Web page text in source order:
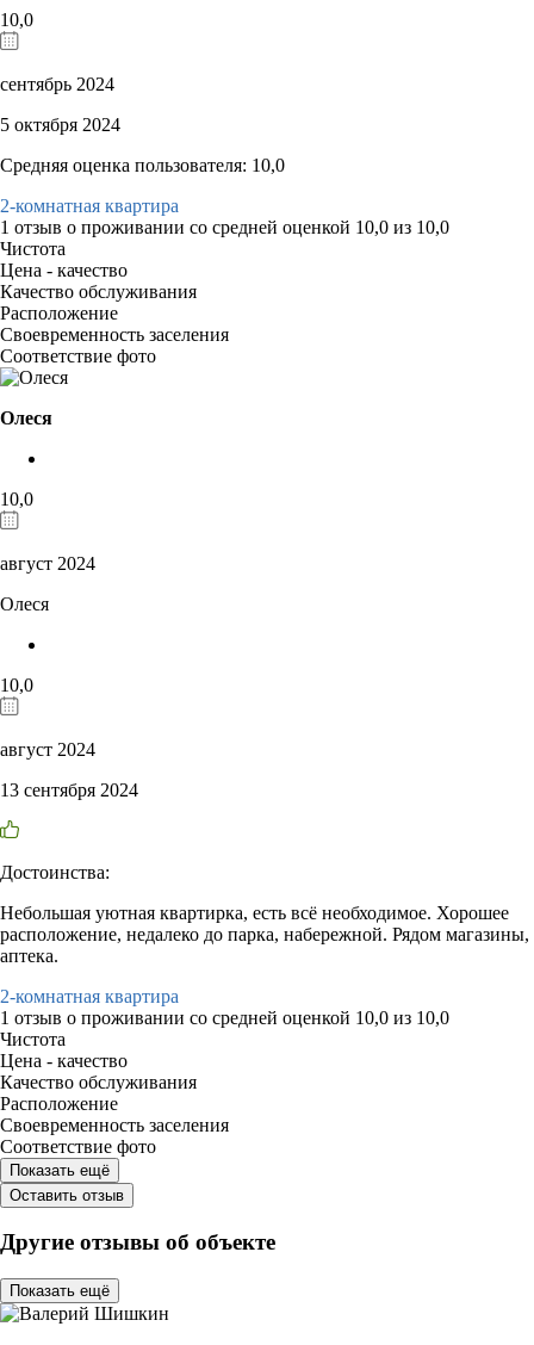
10,0
сентябрь 2024
5 октября 2024
Средняя оценка пользователя: 10,0
2-комнатная квартира
1 отзыв о проживании со средней оценкой 10,0 из 10,0
Чистота
Цена - качество
Качество обслуживания
Расположение
Своевременность заселения
Соответствие фото
Олеся
10,0
август 2024
Олеся
10,0
август 2024
13 сентября 2024
Достоинства:
Небольшая уютная квартирка, есть всё необходимое. Хорошее
расположение, недалеко до парка, набережной. Рядом магазины,
аптека.
2-комнатная квартира
1 отзыв о проживании со средней оценкой 10,0 из 10,0
Чистота
Цена - качество
Качество обслуживания
Расположение
Своевременность заселения
Соответствие фото
Показать ещё
Оставить отзыв
Другие отзывы об объекте
Показать ещё